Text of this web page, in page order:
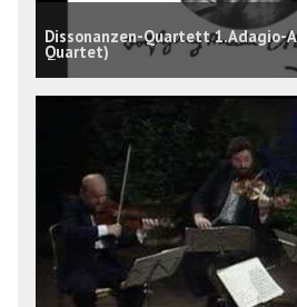
Dissonanzen-Quartett 1.Adagio-
Quartet)